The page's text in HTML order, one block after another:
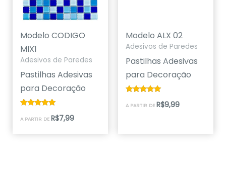
Modelo CODIGO
MIX1
Adesivos de Paredes
Pastilhas Adesivas
para Decoração
5.00
A PARTIR DE R$7,99
Modelo ALX 02
Adesivos de Paredes
Pastilhas Adesivas
para Decoração
5.00
A PARTIR DE R$9,99